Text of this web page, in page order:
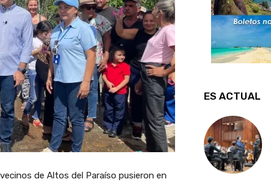
de Altos del Paraíso pusieron en
ES ACTUAL